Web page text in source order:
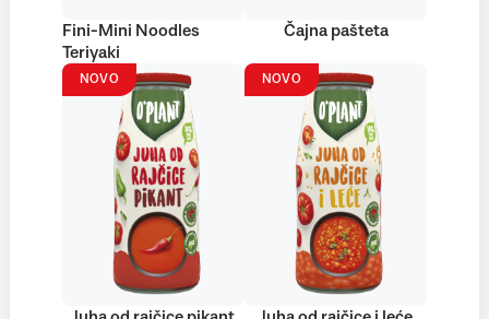
Fini-Mini Noodles
Teriyaki
Čajna pašteta
NOVO NOVO